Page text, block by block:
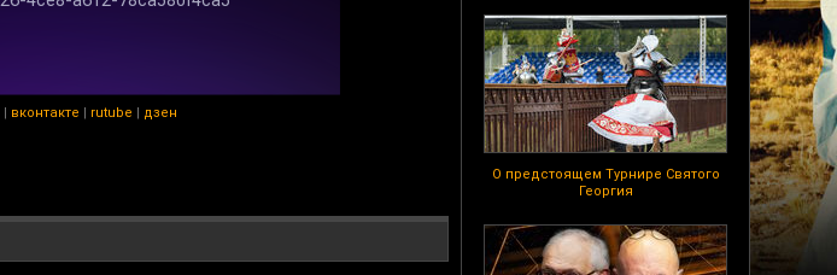
О предстоящем Турнире Святого
Георгия
| вконтакте | rutube | дзен